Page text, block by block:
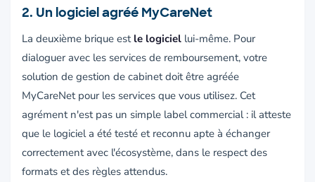
2. Un logiciel agréé MyCareNet
La deuxième brique est le logiciel lui-même. Pour
dialoguer avec les services de remboursement, votre
solution de gestion de cabinet doit être agréée
MyCareNet pour les services que vous utilisez. Cet
agrément n'est pas un simple label commercial : il atteste
que le logiciel a été testé et reconnu apte à échanger
correctement avec l'écosystème, dans le respect des
formats et des règles attendus.